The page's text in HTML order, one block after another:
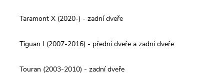
Taramont X (2020-) - zadní dveře
Tiguan I (2007-2016) - přední dveře a zadní dveře
Touran (2003-2010) - zadní dveře